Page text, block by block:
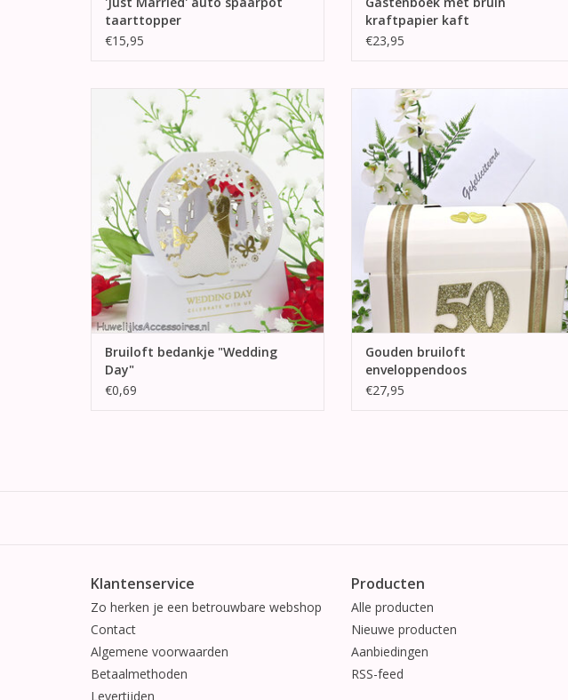
taarttopper
€15,95
kraftpapier kaft
€23,95
Schitterende goud en wit bruiloft
bedankje. Aan de voorkant is uitgesneden
een goud en wit bruidspaar tussen de
bomen met vogels en vlinders.
TOEVOEGEN AAN WINKELWAGEN
Bruiloft bedankje "Wedding
Day"
€0,69
50 jaar Gouden jubileum enveloppendoos
versierd met gouden lint en gouden
hartjes.
TOEVOEGEN AAN WINKELWAGEN
Gouden bruiloft
enveloppendoos
€27,95
Klantenservice
Zo herken je een betrouwbare webshop
Contact
Algemene voorwaarden
Betaalmethoden
Levertijden
Producten
Alle producten
Nieuwe producten
Aanbiedingen
RSS-feed